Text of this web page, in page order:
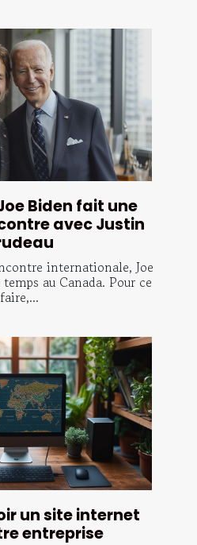
Biden fait une
avec Justin
internationale, Joe
au Canada. Pour ce
faire,...
un site internet
entreprise